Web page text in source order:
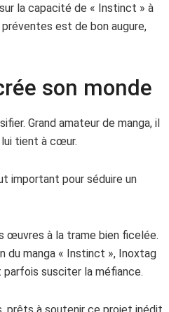
la capacité de « Instinct » à
est de bon augure,
son monde
Grand amateur de manga, il
lui tient à cœur.
important pour séduire un
œuvres à la trame bien ficelée.
du manga « Instinct », Inoxtag
susciter la méfiance.
prêts à soutenir ce projet inédit.